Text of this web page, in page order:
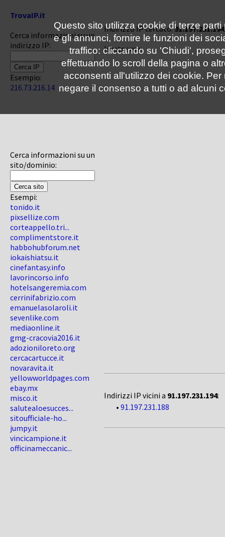
TrovaIP.it
Cerca informazioni su un
indirizzo IP:
Esempio:
216.73.216.14
Cerca informazioni su un
sito/dominio:
Esempi:
tonido.it
pixsellize.com
corteappello.tri...
complimentstore.it
habbohubforum.net
iokaishiatsu.it
cinefantasy.info
lavorincorso.info
hotelsangeremia.com
cerrinifabrizio.com
emanuelasolaroli.it
sevenlike.com
mediaonline.it
gmg-cracovia2016.it
adozioniloreto.org
cercacartucce.it
novaravita.it
yellowworldpages.com
ebay.mx
misco.it
salutealoesucces...
sitoufficiale-ho...
jumpy.it
vincicampione.it
officinameccanic...
Indirizzo IP cercato:91.197.231.194
Hostname:
Indirizzi IP vicini a 91.197.231.194:
• 91.197.231.188
Questo sito utilizza cookie di terze
e gli annunci, fornire le funzioni dei
traffico: cliccando su 'Chiudi',
effettuando lo scroll della pagina o
acconsenti all'utilizzo dei cookie.
negare il consenso a tutti o ad alcuni